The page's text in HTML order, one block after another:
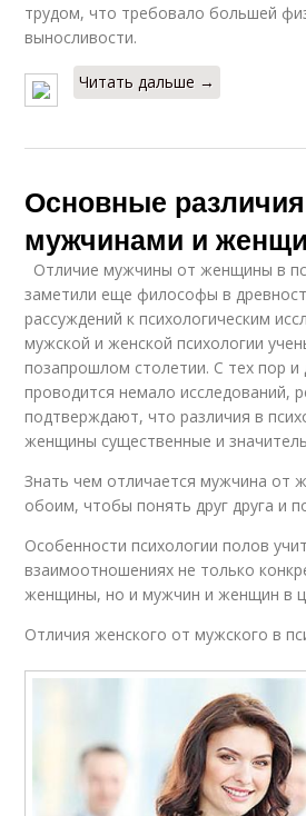
трудом, что требовало большей
выносливости.
Читать дальше →
Основные
мужчинами и
Отличие мужчины от женщины в
заметили еще философы в
рассуждений к психологическим
мужской и женской психологии
позапрошлом столетии. С тех пор и
проводится немало исследований,
подтверждают, что различия в
женщины существенные и
Знать чем отличается мужчина от
обоим, чтобы понять друг друга и
Особенности психологии полов
взаимоотношениях не только
женщины, но и мужчин и женщин в
Отличия женского от мужского в